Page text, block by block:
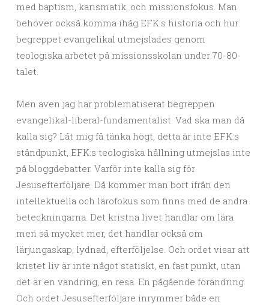
med baptism, karismatik, och missionsfokus. Man
behöver också komma ihåg EFK:s historia och hur
begreppet evangelikal utmejslades genom
teologiska arbetet på missionsskolan under 70-80-
talet.
Men även jag har problematiserat begreppen
evangelikal-liberal-fundamentalist. Vad ska man då
kalla sig? Låt mig få tänka högt, detta är inte EFK:s
ståndpunkt, EFK:s teologiska hållning utmejslas inte
på bloggdebatter. Varför inte kalla sig för
Jesusefterföljare. Då kommer man bort ifrån den
intellektuella och lärofokus som finns med de andra
beteckningarna. Det kristna livet handlar om lära
men så mycket mer, det handlar också om
lärjungaskap, lydnad, efterföljelse. Och ordet visar att
kristet liv är inte något statiskt, en fast punkt, utan
det är en vandring, en resa. En pågående förändring.
Och ordet Jesusefterföljare inrymmer både en